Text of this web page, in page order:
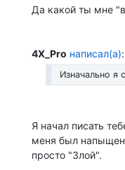
Да какой ты мне
4X_Pro написал(а):
Изначально я
Я начал писать
меня был
просто "Злой".